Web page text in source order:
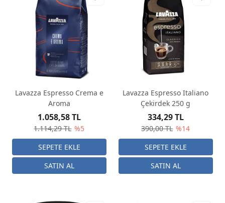
Lavazza Espresso Crema e
Aroma
1.114,29 TL %5
1.058,58 TL
Lavazza Espresso Italiano
Çekirdek 250 g
390,00 TL %14
334,29 TL